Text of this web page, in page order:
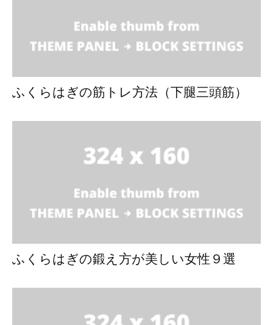
ふくらはぎの筋トレ方法（下腿三頭筋）
ふくらはぎの鍛え方が美しい女性９選